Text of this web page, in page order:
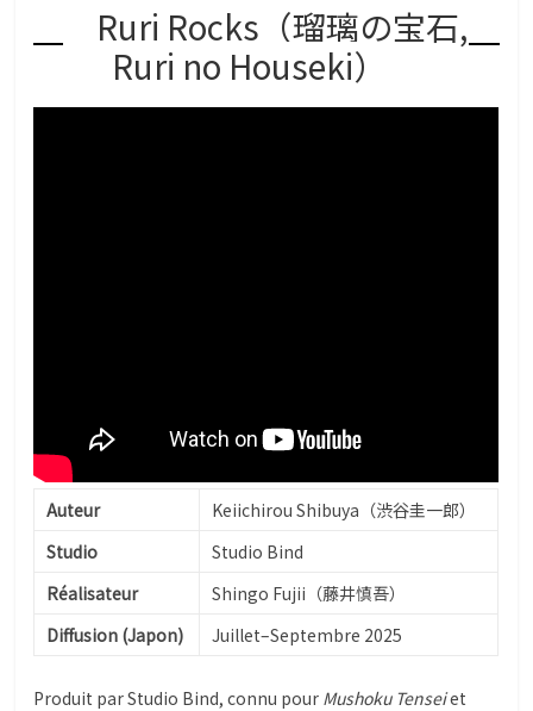
Ruri Rocks（瑠璃の宝石,
Ruri no Houseki）
Auteur
Keiichirou Shibuya（渋谷圭一郎）
Studio
Studio Bind
Réalisateur
Shingo Fujii（藤井慎吾）
Diffusion (Japon)
Juillet–Septembre 2025
Produit par Studio Bind, connu pour Mushoku Tenseiet